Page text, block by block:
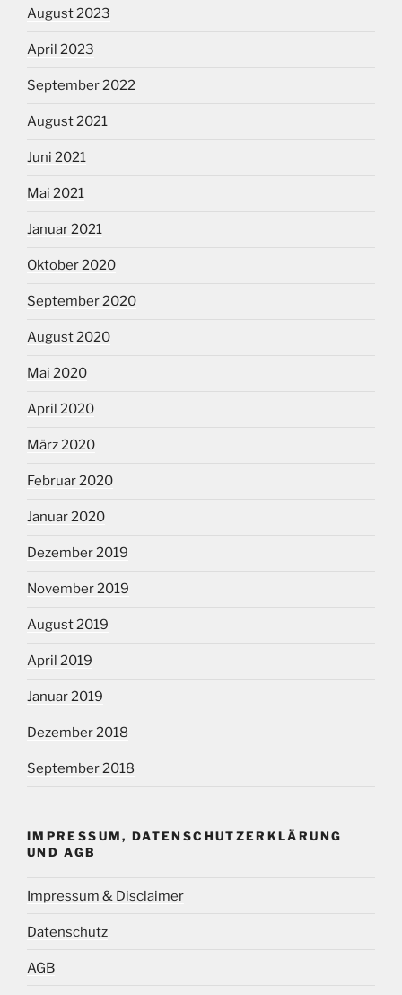
August 2023
April 2023
September 2022
August 2021
Juni 2021
Mai 2021
Januar 2021
Oktober 2020
September 2020
August 2020
Mai 2020
April 2020
März 2020
Februar 2020
Januar 2020
Dezember 2019
November 2019
August 2019
April 2019
Januar 2019
Dezember 2018
September 2018
IMPRESSUM, DATENSCHUTZERKLÄRUNG
UND AGB
Impressum & Disclaimer
Datenschutz
AGB